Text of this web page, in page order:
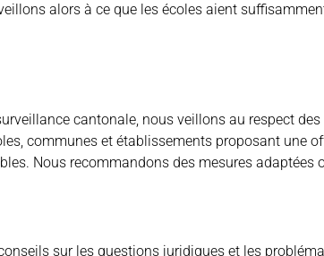
alors à ce que les écoles aient
cantonale, nous veillons au respect
communes et établissements proposant une
Nous recommandons des mesures adaptées
sur les questions juridiques et les